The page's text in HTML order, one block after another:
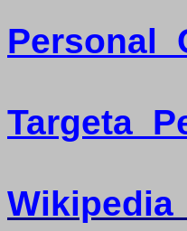
Personal
Targeta
Wikipedia